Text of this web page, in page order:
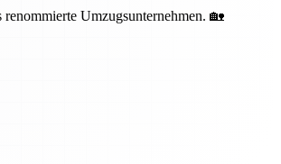
Umzugsunternehmen. 🏡